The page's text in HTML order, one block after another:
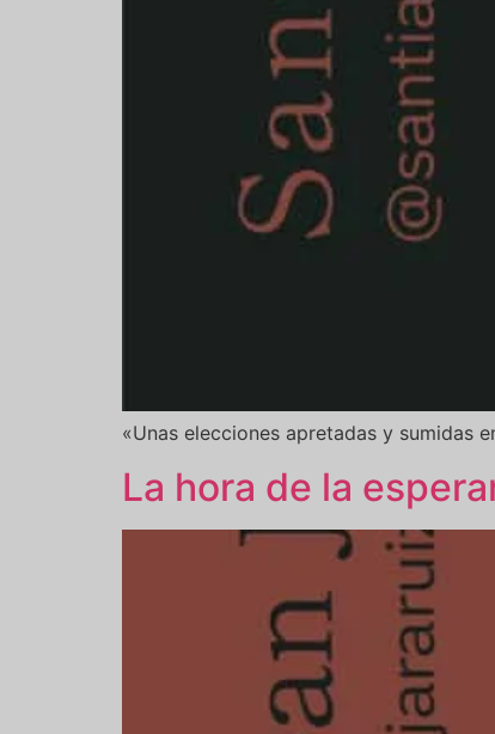
«Unas elecciones apretadas y sumidas
La hora de la